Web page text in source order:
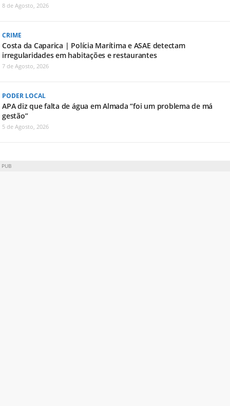
8 de Agosto, 2026
CRIME
Costa da Caparica | Polícia Marítima e ASAE detectam
irregularidades em habitações e restaurantes
7 de Agosto, 2026
PODER LOCAL
APA diz que falta de água em Almada “foi um problema de má
gestão”
5 de Agosto, 2026
PUB